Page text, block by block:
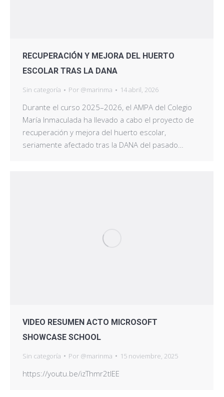
RECUPERACIÓN Y MEJORA DEL HUERTO
ESCOLAR TRAS LA DANA
Sin categoría Por @marinma 14 abril, 2026
Durante el curso 2025–2026, el AMPA del Colegio
María Inmaculada ha llevado a cabo el proyecto de
recuperación y mejora del huerto escolar,
seriamente afectado tras la DANA del pasado…
VIDEO RESUMEN ACTO MICROSOFT
SHOWCASE SCHOOL
Sin categoría Por @marinma 15 noviembre, 2025
https://youtu.be/izThmr2tlEE